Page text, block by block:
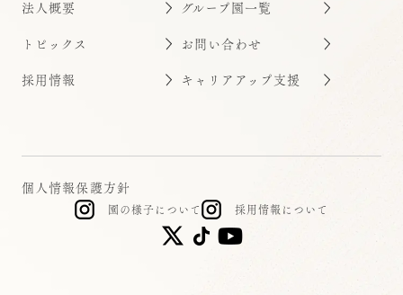
法人概要 グループ園一覧
トピックス お問い合わせ
採用情報 キャリアアップ支援
個人情報保護方針
園の様子について 採用情報について